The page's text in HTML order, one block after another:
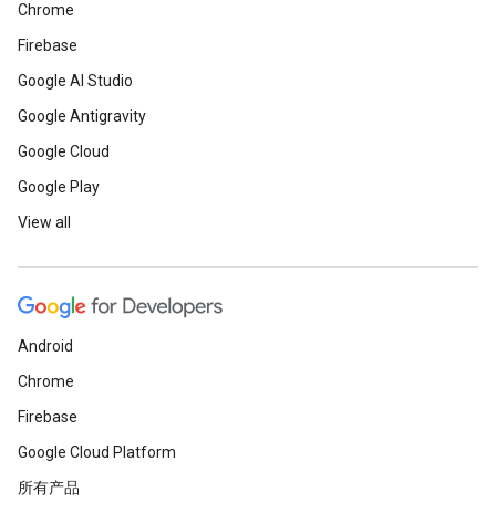
Chrome
Firebase
Google AI Studio
Google Antigravity
Google Cloud
Google Play
View all
Android
Chrome
Firebase
Google Cloud Platform
所有产品